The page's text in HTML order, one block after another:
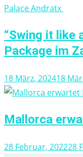
“Swing it like
Package im
18 März, 202418
Mallorca
28 Februar, 202228